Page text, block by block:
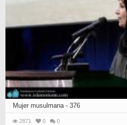
Mujer musulmana - 376
2871 0 0